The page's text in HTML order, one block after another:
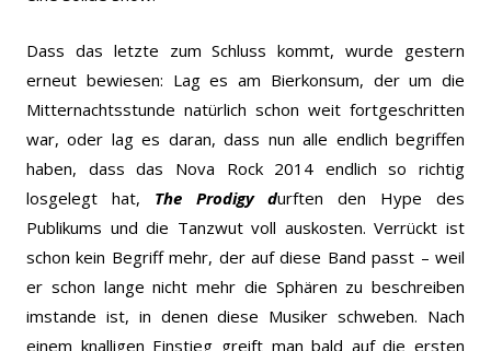
Dass das letzte zum Schluss kommt, wurde gestern
erneut bewiesen: Lag es am Bierkonsum, der um die
Mitternachtsstunde natürlich schon weit fortgeschritten
war, oder lag es daran, dass nun alle endlich begriffen
haben, dass das Nova Rock 2014 endlich so richtig
losgelegt hat, The Prodigy durften den Hype des
Publikums und die Tanzwut voll auskosten. Verrückt ist
schon kein Begriff mehr, der auf diese Band passt – weil
er schon lange nicht mehr die Sphären zu beschreiben
imstande ist, in denen diese Musiker schweben. Nach
einem knalligen Einstieg greift man bald auf die ersten